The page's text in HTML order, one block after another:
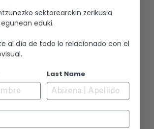
DISTRIBUCIÓN
sektorearekin zerikusia
eduki.
al día de todo lo relacionado con el
Last Name